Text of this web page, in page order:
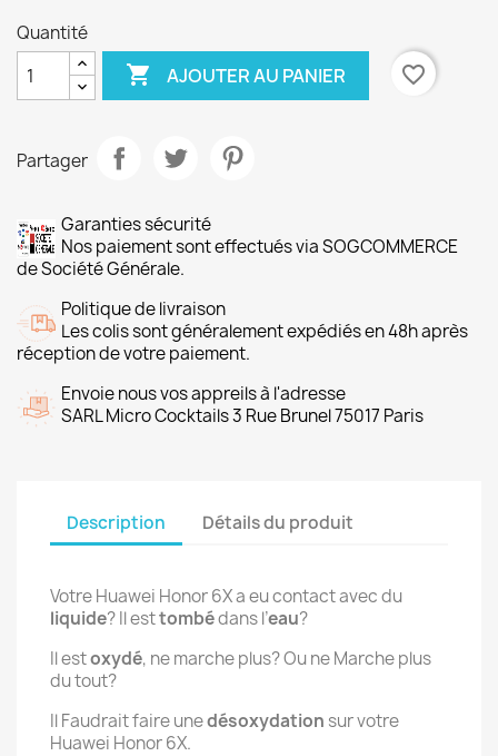
Quantité
 AJOUTER AU PANIER favorite_border
Partager
Garanties sécurité
Nos paiement sont effectués via SOGCOMMERCE
de Société Générale.
Politique de livraison
Les colis sont généralement expédiés en 48h après
réception de votre paiement.
Envoie nous vos appreils à l'adresse
SARL Micro Cocktails 3 Rue Brunel 75017 Paris
Description Détails du produit
Votre Huawei Honor 6X a eu contact avec du
liquide? Il esttombédans l’eau?
Il estoxydé, ne marche plus? Ou ne Marche plus
du tout?
Il Faudrait faire unedésoxydation sur votre
Huawei Honor 6X.